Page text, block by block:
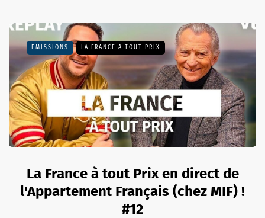
EMISSIONS LA FRANCE À TOUT PRIX
La France à tout Prix en direct de
l'Appartement Français (chez MIF) !
#12